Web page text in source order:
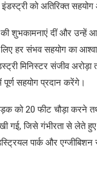
को अतिरिक्त सहयोग
शुभकामनाएं दीं और उन्हें
हर संभव सहयोग का
मिनिस्टर संजीव
सहयोग प्रदान करेंगे।
को 20 फीट चौड़ा
गई, जिसे गंभीरता से लेते
पार्क और